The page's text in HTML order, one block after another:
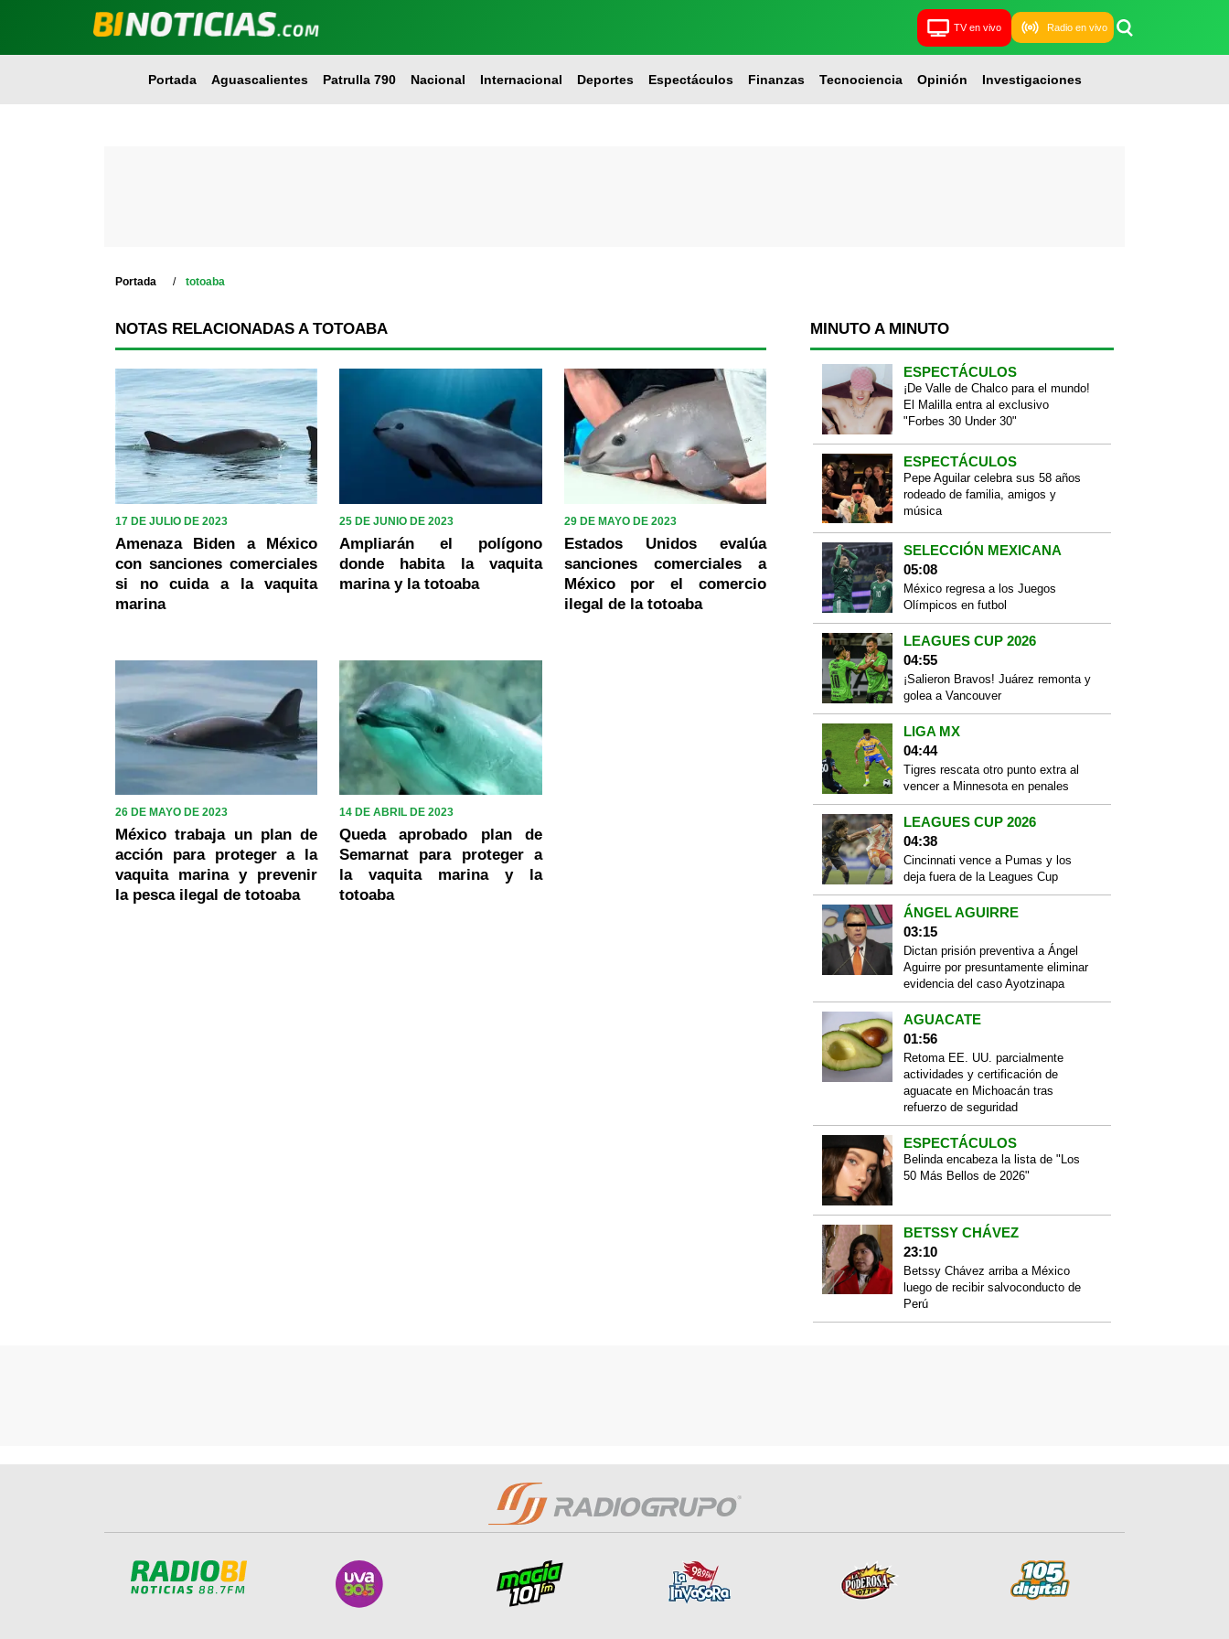
TV en vivo Radio en vivo
Portada Aguascalientes Patrulla 790 Nacional Internacional Deportes Espectáculos Finanzas Tecnociencia Opinión Investigaciones
Portada totoaba
NOTAS RELACIONADAS A TOTOABA
17 DE JULIO DE 2023
Amenaza Biden a México
con sanciones comerciales
si no cuida a la vaquita
marina
25 DE JUNIO DE 2023
Ampliarán el polígono
donde habita la vaquita
marina y la totoaba
29 DE MAYO DE 2023
Estados Unidos evalúa
sanciones comerciales a
México por el comercio
ilegal de la totoaba
26 DE MAYO DE 2023
México trabaja un plan de
acción para proteger a la
vaquita marina y prevenir
la pesca ilegal de totoaba
14 DE ABRIL DE 2023
Queda aprobado plan de
Semarnat para proteger a
la vaquita marina y la
totoaba
MINUTO A MINUTO
ESPECTÁCULOS
¡De Valle de Chalco para el mundo!
El Malilla entra al exclusivo
"Forbes 30 Under 30"
ESPECTÁCULOS
Pepe Aguilar celebra sus 58 años
rodeado de familia, amigos y
música
SELECCIÓN MEXICANA
05:08
México regresa a los Juegos
Olímpicos en futbol
LEAGUES CUP 2026
04:55
¡Salieron Bravos! Juárez remonta y
golea a Vancouver
LIGA MX
04:44
Tigres rescata otro punto extra al
vencer a Minnesota en penales
LEAGUES CUP 2026
04:38
Cincinnati vence a Pumas y los
deja fuera de la Leagues Cup
ÁNGEL AGUIRRE
03:15
Dictan prisión preventiva a Ángel
Aguirre por presuntamente eliminar
evidencia del caso Ayotzinapa
AGUACATE
01:56
Retoma EE. UU. parcialmente
actividades y certificación de
aguacate en Michoacán tras
refuerzo de seguridad
ESPECTÁCULOS
Belinda encabeza la lista de "Los
50 Más Bellos de 2026"
BETSSY CHÁVEZ
23:10
Betssy Chávez arriba a México
luego de recibir salvoconducto de
Perú